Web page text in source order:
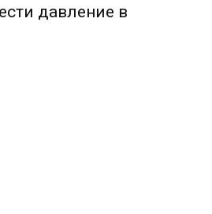
давление в